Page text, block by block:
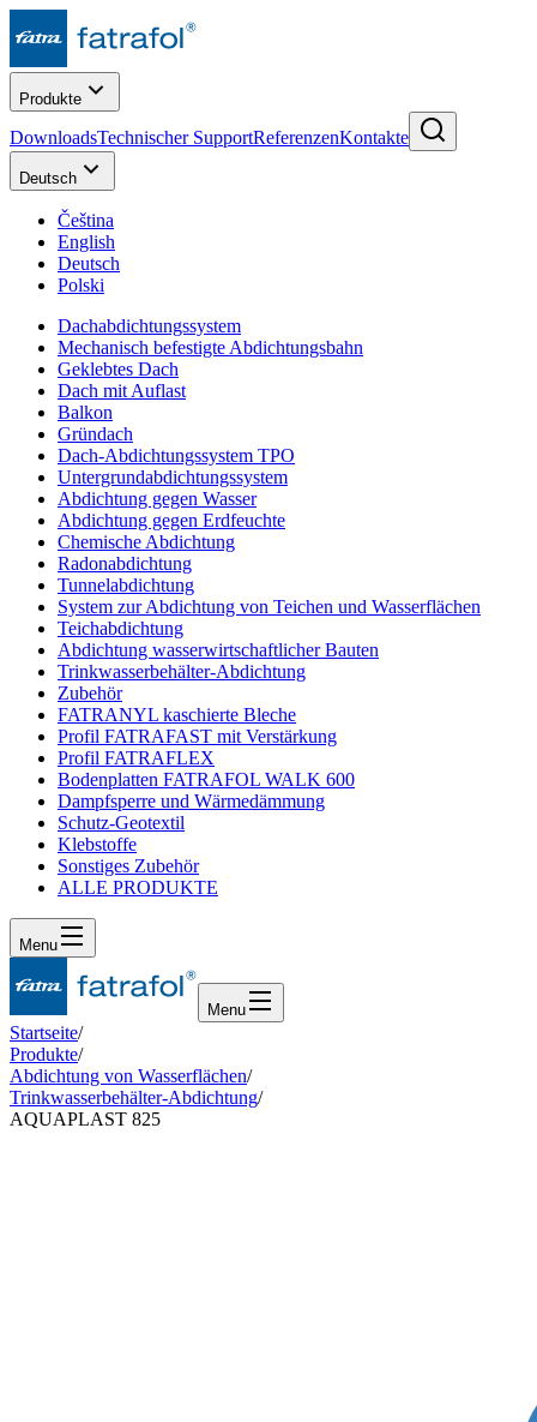
Produkte
DownloadsTechnischer SupportReferenzenKontakte
Deutsch
Čeština
English
Deutsch
Polski
Dachabdichtungssystem
Mechanisch befestigte Abdichtungsbahn
Geklebtes Dach
Dach mit Auflast
Balkon
Gründach
Dach-Abdichtungssystem TPO
Untergrundabdichtungssystem
Abdichtung gegen Wasser
Abdichtung gegen Erdfeuchte
Chemische Abdichtung
Radonabdichtung
Tunnelabdichtung
System zur Abdichtung von Teichen und Wasserflächen
Teichabdichtung
Abdichtung wasserwirtschaftlicher Bauten
Trinkwasserbehälter-Abdichtung
Zubehör
FATRANYL kaschierte Bleche
Profil FATRAFAST mit Verstärkung
Profil FATRAFLEX
Bodenplatten FATRAFOL WALK 600
Dampfsperre und Wärmedämmung
Schutz-Geotextil
Klebstoffe
Sonstiges Zubehör
ALLE PRODUKTE
Menu
Menu
Startseite/
Produkte/
Abdichtung von Wasserflächen/
Trinkwasserbehälter-Abdichtung/
AQUAPLAST 825